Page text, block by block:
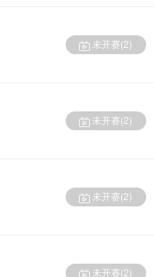
未开赛(2)
未开赛(2)
未开赛(2)
未开赛(2)